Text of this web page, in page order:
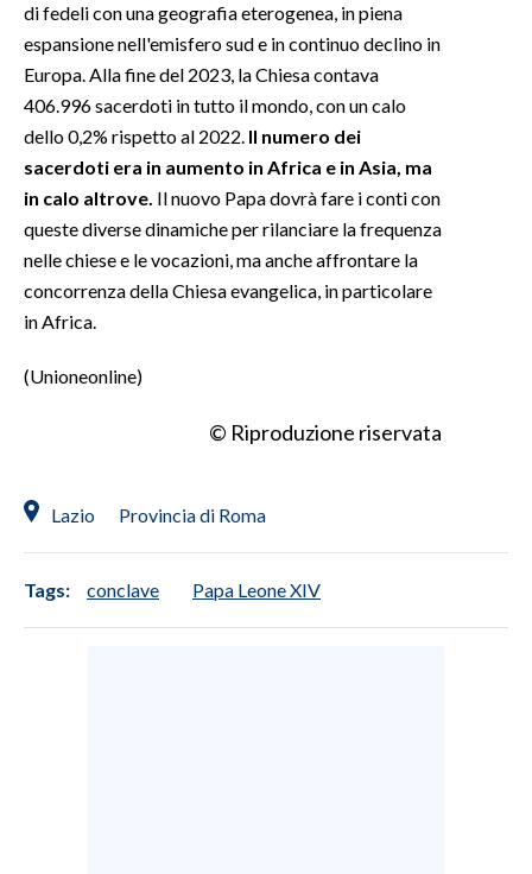
di fedeli con una geografia eterogenea, in piena
espansione nell'emisfero sud e in continuo declino in
Europa. Alla fine del 2023, la Chiesa contava
406.996 sacerdoti in tutto il mondo, con un calo
dello 0,2% rispetto al 2022. Il numero dei
sacerdoti era in aumento in Africa e in Asia, ma
in calo altrove. Il nuovo Papa dovrà fare i conti con
queste diverse dinamiche per rilanciare la frequenza
nelle chiese e le vocazioni, ma anche affrontare la
concorrenza della Chiesa evangelica, in particolare
in Africa.
(Unioneonline)
© Riproduzione riservata
Lazio Provincia di Roma
Tags: conclave Papa Leone XIV